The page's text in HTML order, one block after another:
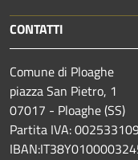
CONTATTI
Comune di Ploaghe
piazza San Pietro, 1
07017 - Ploaghe (SS)
Partita IVA: